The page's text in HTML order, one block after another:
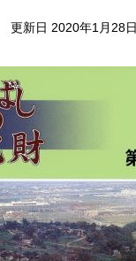
更新日 2020年1月28日